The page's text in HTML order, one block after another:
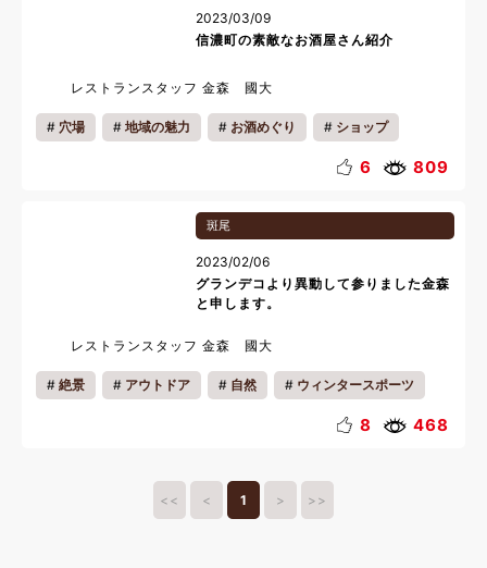
2023/03/09
信濃町の素敵なお酒屋さん紹介
レストランスタッフ 金森 國大
穴場 地域の魅力 お酒めぐり ショップ
一人旅
6 809
斑尾
2023/02/06
グランデコより異動して参りました金森
と申します。
レストランスタッフ 金森 國大
絶景 アウトドア 自然 ウィンタースポーツ
8 468
<< < 1 > >>